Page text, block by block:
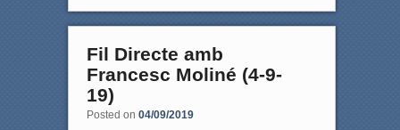
Fil Directe amb
Francesc Moliné (4-9-
19)
Posted on 04/09/2019